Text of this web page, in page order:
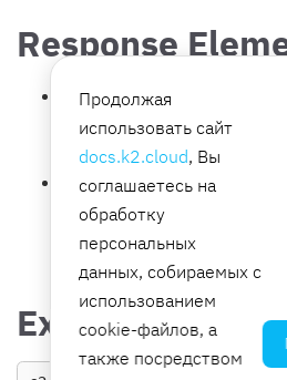
Response
BackupPlanArn
— Amazon
плана резервного
Тип: String
BackupPlanId—
копирования.
Тип: String
Examples
Продолжая
использовать сайт
docs.k2.cloud, Вы
соглашаетесь на
обработку
персональных
данных, собираемых с
использованием
cookie-файлов, а
также посредством